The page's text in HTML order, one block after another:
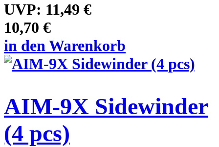
UVP: 11,49 €
10,70 €
in den Warenkorb
AIM-9X Sidewinder
(4 pcs)